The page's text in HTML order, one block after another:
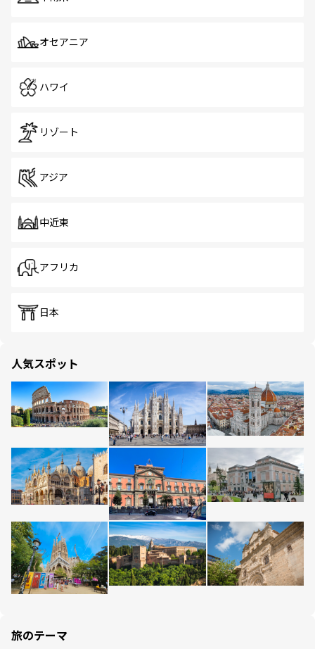
オセアニア
ハワイ
リゾート
アジア
中近東
アフリカ
日本
人気スポット
旅のテーマ